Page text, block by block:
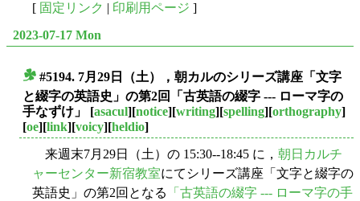
[ 固定リンク | 印刷用ページ ]
2023-07-17 Mon
#5194. 7月29日（土），朝カルのシリーズ講座「文字
と綴字の英語史」の第2回「古英語の綴字 --- ローマ字の
手なずけ」
[asacul][notice][writing][spelling][orthography]
[oe][link][voicy][heldio]
来週末7月29日（土）の 15:30--18:45 に， 朝日カルチ
ャーセンター新宿教室にてシリーズ講座「文字と綴字の
英語史」の第2回となる
「古英語の綴字 --- ローマ字の手